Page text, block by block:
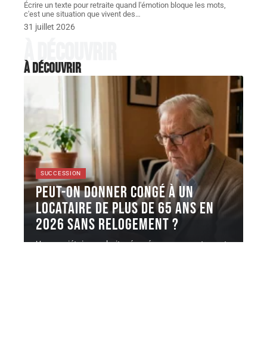
Écrire un texte pour retraite quand l'émotion bloque les mots,
c'est une situation que vivent des…
31 juillet 2026
À découvrir
À découvrir
SUCCESSION
Peut-on donner congé à un
locataire de plus de 65 ans en
2026 sans relogement ?
Un propriétaire souhaite récupérer son appartement